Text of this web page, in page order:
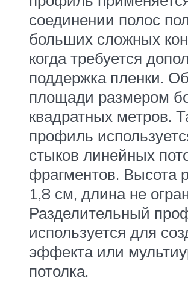
соединении полос
больших сложных
когда требуется
поддержка пленки.
площади размером
квадратных метров.
профиль
стыков линейных
фрагментов. Высота
1,8 см, длина не
Разделительный
используется для
эффекта или
потолка.